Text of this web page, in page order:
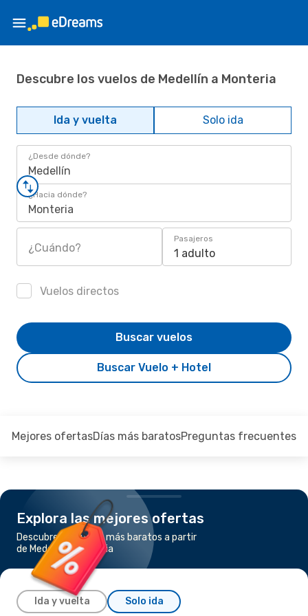
Descubre los vuelos de Medellín a Monteria
Ida y vuelta Solo ida
¿Desde dónde?
Medellín
¿Hacia dónde?
Monteria
¿Cuándo?
Pasajeros
1 adulto
Vuelos directos
Buscar Vuelo + Hotel
Buscar vuelos
Mejores ofertasDías más baratosPreguntas frecuentes
Explora las mejores ofertas
Descubre los vuelos más baratos a partir
de Medellín a Monteria
Ida y vuelta Solo ida